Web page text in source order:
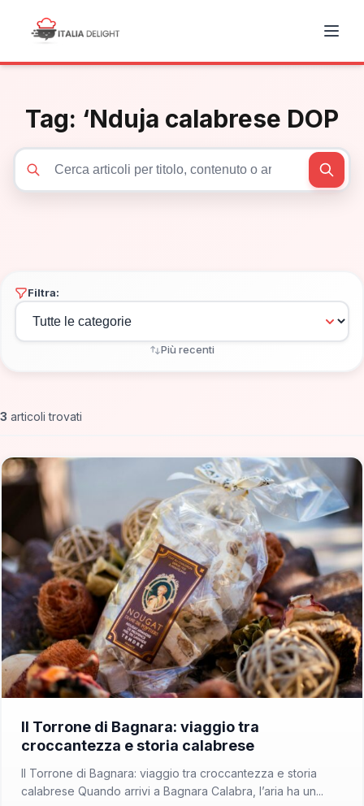
Tag: ‘Nduja calabrese DOP
Filtra:
Più recenti
3 articoli trovati
Il Torrone di Bagnara: viaggio tra
croccantezza e storia calabrese
Il Torrone di Bagnara: viaggio tra croccantezza e storia
calabrese Quando arrivi a Bagnara Calabra, l’aria ha un...